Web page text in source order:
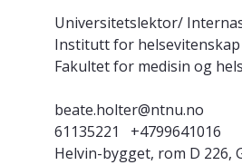
Universitetslektor/
Institutt for helsevitenskap
Fakultet for medisin og
beate.holter@ntnu.no
61135221
+4799641016
Helvin-bygget, rom D 226,